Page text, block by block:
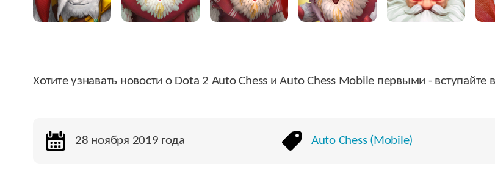
Хотите узнавать новости о Dota 2 Auto Chess и Auto Chess Mobile первыми - вступайте в
28 ноября 2019 года Auto Chess (Mobile)